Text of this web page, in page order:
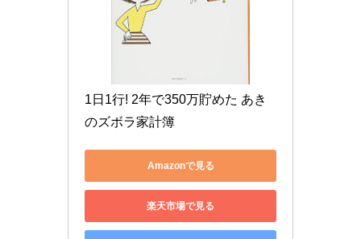
1日1行! 2年で350万貯めた あき
のズボラ家計簿
Amazonで見る
楽天市場で見る